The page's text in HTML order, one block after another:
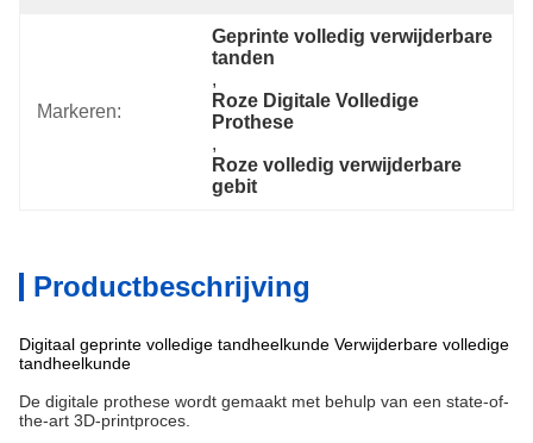
Markeren:
Geprinte volledig verwijderbare
tanden
,
Roze Digitale Volledige
Prothese
,
Roze volledig verwijderbare
gebit
Productbeschrijving
Digitaal geprinte volledige tandheelkunde Verwijderbare volledige
tandheelkunde
De digitale prothese wordt gemaakt met behulp van een state-of-
the-art 3D-printproces.